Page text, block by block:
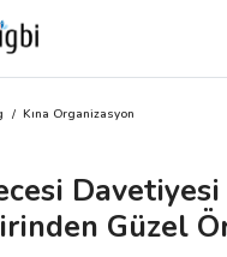
/ Kına Organizasyon
Güzel